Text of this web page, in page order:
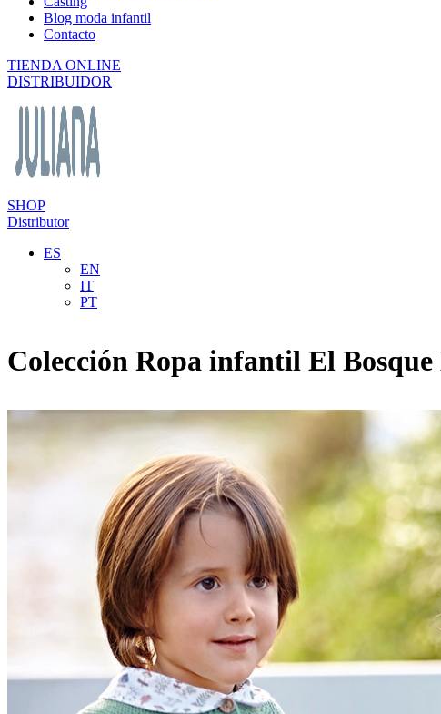
Blog moda infantil
Contacto
TIENDA ONLINE
DISTRIBUIDOR
SHOP
Distributor
ES
EN
IT
PT
Colección Ropa infantil El Bosque